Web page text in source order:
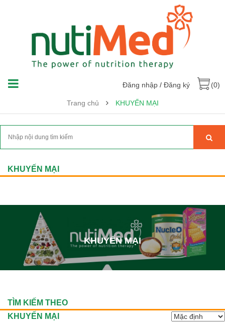
Đăng nhập / Đăng ký (0)
Trang chủ KHUYẾN MẠI
KHUYẾN MẠI
KHUYẾN MẠI
TÌM KIẾM THEO
KHUYẾN MẠI